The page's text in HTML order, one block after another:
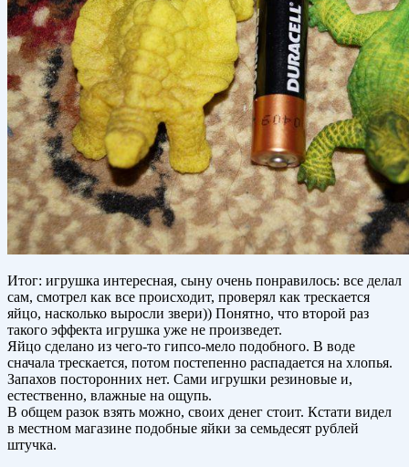
Итог: игрушка интересная, сыну очень понравилось: все делал
сам, смотрел как все происходит, проверял как трескается
яйцо, насколько выросли звери)) Понятно, что второй раз
такого эффекта игрушка уже не произведет.
Яйцо сделано из чего-то гипсо-мело подобного. В воде
сначала трескается, потом постепенно распадается на хлопья.
Запахов посторонних нет. Сами игрушки резиновые и,
естественно, влажные на ощупь.
В общем разок взять можно, своих денег стоит. Кстати видел
в местном магазине подобные яйки за семьдесят рублей
штучка.